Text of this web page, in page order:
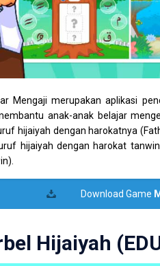
Mengaji merupakan aplikasi
anak-anak belajar
hijaiyah dengan harokatnya
hijaiyah dengan harokat
Download Game
Hijaiyah